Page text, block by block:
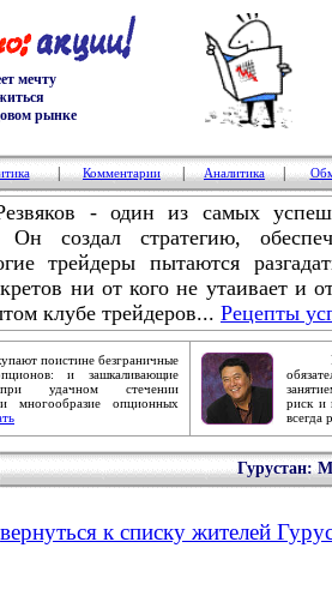
мечту
рынке
Комментарии Аналитика
- один из самых
создал стратегию,
трейдеры пытаются
ни от кого не утаивает и
клубе трейдеров... Рецепты
поистине безграничные
и зашкаливающие
удачном стечении
и многообразие опционных
риск и
всегда
Гурустан:
вернуться к списку жителей